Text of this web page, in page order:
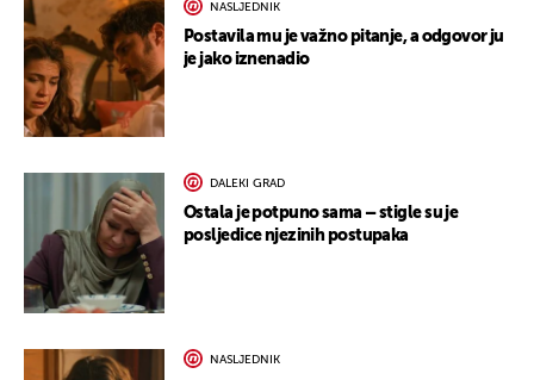
NASLJEDNIK
Postavila mu je važno pitanje, a odgovor ju
je jako iznenadio
DALEKI GRAD
Ostala je potpuno sama – stigle su je
posljedice njezinih postupaka
NASLJEDNIK